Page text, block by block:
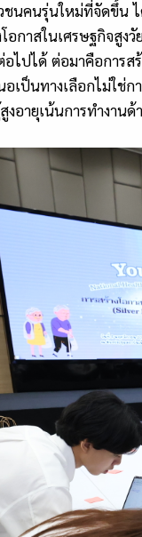
นคนรุ่นใหม่ที่จัดขึ้น
โอกาสในเศรษฐกิจสู
อไปได้ ต่อมาคือการ
เป็นทางเลือกไม่ใช่
งอายุเน้นการทำงา